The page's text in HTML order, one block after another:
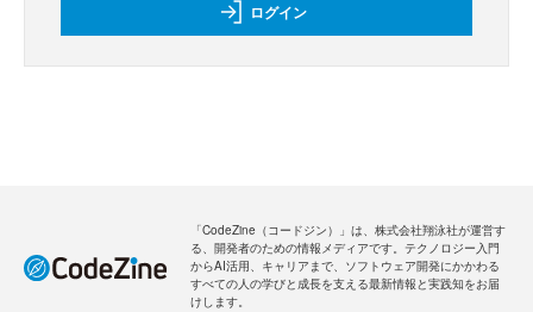
ログイン
「CodeZine（コードジン）」は、株式会社翔泳社が運営す
る、開発者のための情報メディアです。テクノロジー入門
からAI活用、キャリアまで、ソフトウェア開発にかかわる
すべての人の学びと成長を支える最新情報と実践知をお届
けします。